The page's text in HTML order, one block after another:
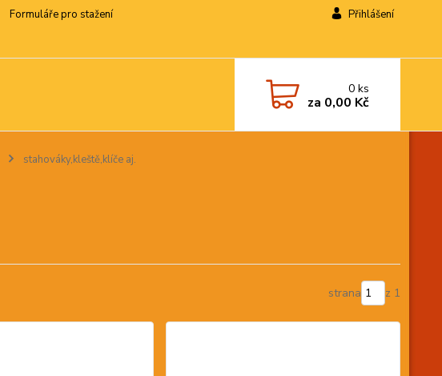
Formuláře pro stažení
Přihlášení
0ks
za 0,00 Kč
stahováky,kleště,klíče aj.
strana z 1